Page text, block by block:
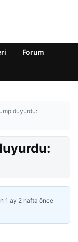
Forum
duyurdu:
1 ay 2 hafta önce